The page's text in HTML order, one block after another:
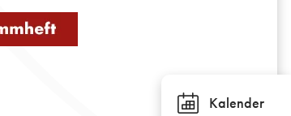
Kalender